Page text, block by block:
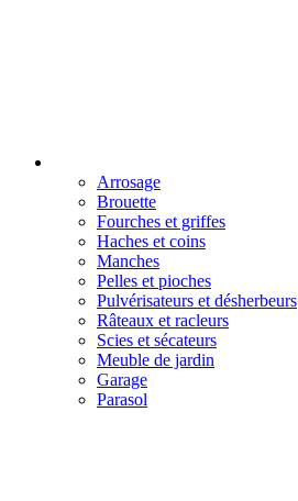
Arrosage
Brouette
Fourches et griffes
Haches et coins
Manches
Pelles et pioches
Pulvérisateurs et désherbeurs
Râteaux et racleurs
Scies et sécateurs
Meuble de jardin
Garage
Parasol